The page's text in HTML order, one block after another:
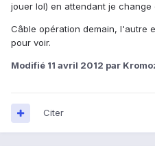
jouer lol) en attendant je
Câble opération demain, l'autre
pour voir.
Modifié 11 avril 2012 par
Citer